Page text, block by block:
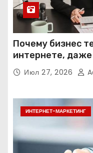
Почему бизнес
интернете, даже
Июл 27, 2026
ИНТЕРНЕТ-МАРКЕТИНГ